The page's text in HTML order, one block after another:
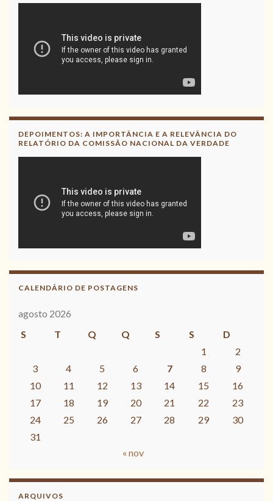
DEPOIMENTOS: A IMPORTÂNCIA E A RELEVÂNCIA DO
RELATÓRIO DA COMISSÃO NACIONAL DA VERDADE
CALENDÁRIO DE POSTAGENS
agosto 2026
S
T Q Q S S
D
1
2
3
4 5 6 7 8
9
10
11 12 13 14 15
16
17
18 19 20 21 22
23
24
25 26 27 28 29
30
31
« nov
ARQUIVOS